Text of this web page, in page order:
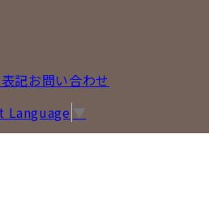
記お問い合わせ
Language ▼